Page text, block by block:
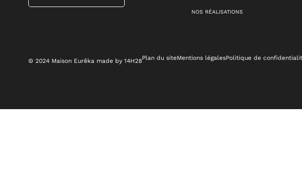
NOS RÉALISATIONS
© 2024 Maison Eurêka made by 14H28Plan du siteMentions légalesPolitique de